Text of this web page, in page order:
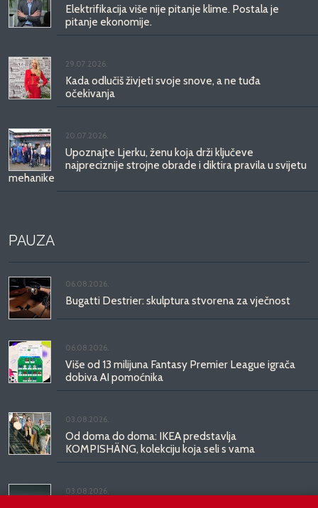
Elektrifikacija više nije pitanje klime. Postala je
pitanje ekonomije.
29.07.2026.
Kada odlučiš živjeti svoje snove, a ne tuđa
očekivanja
20.07.2026.
Upoznajte Ljerku, ženu koja drži ključeve
najpreciznije strojne obrade i diktira pravila u svijetu
mehanike
PAUZA
06.08.2026.
Bugatti Destrier: skulptura stvorena za vječnost
06.08.2026.
Više od 13 milijuna Fantasy Premier League igrača
dobiva AI pomoćnika
03.08.2026.
Od doma do doma: IKEA predstavlja
KOMPISHÄNG, kolekciju koja seli s vama
03.08.2026.